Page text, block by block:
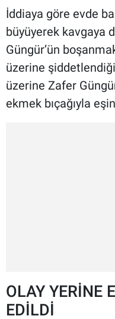
İddiaya göre evde
büyüyerek kavgaya
Güngür’ün
üzerine
üzerine Zafer
ekmek bıçağıyla
OLAY YERİNE
EDİLDİ